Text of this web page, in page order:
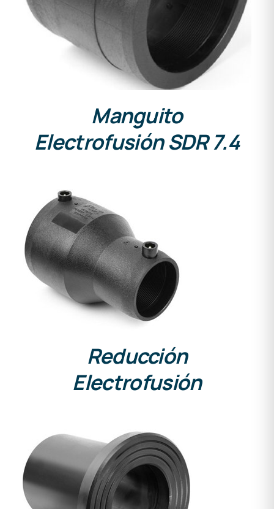
Manguito
Electrofusión SDR 7.4
DETALLES
Reducción
Electrofusión